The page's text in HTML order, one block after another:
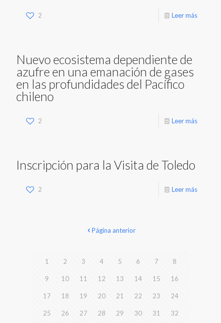
2 Leer más
Nuevo ecosistema dependiente de
azufre en una emanación de gases
en las profundidades del Pacífico
chileno
2 Leer más
Inscripción para la Visita de Toledo
2 Leer más
Página anterior
1 2 3 4 5 6 7 8
9 10 11 12 13 14 15 16
17 18 19 20 21 22 23 24
25 26 27 28 29 30 31 32